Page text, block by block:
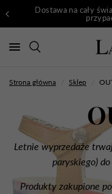
Dostawa na cały
Strona główna Sklep
Letnie wyprzedaże
paryskiego)
Produkty zakupione